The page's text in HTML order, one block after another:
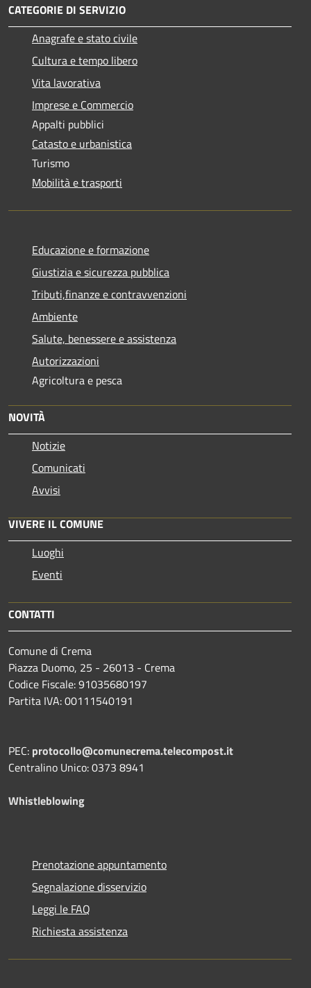
CATEGORIE DI SERVIZIO
Anagrafe e stato civile
Cultura e tempo libero
Vita lavorativa
Imprese e Commercio
Appalti pubblici
Catasto e urbanistica
Turismo
Mobilità e trasporti
Educazione e formazione
Giustizia e sicurezza pubblica
Tributi,finanze e contravvenzioni
Ambiente
Salute, benessere e assistenza
Autorizzazioni
Agricoltura e pesca
NOVITÀ
Notizie
Comunicati
Avvisi
VIVERE IL COMUNE
Luoghi
Eventi
CONTATTI
Comune di Crema
Piazza Duomo, 25 - 26013 - Crema
Codice Fiscale: 91035680197
Partita IVA: 00111540191
PEC: protocollo@comunecrema.telecompost.it
Centralino Unico: 0373 8941
Whistleblowing
Prenotazione appuntamento
Segnalazione disservizio
Leggi le FAQ
Richiesta assistenza